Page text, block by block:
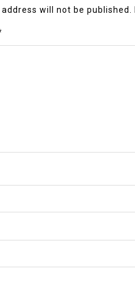
will not be published.